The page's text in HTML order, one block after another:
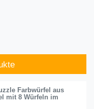
Farbwürfel aus
mit 8 Würfeln im